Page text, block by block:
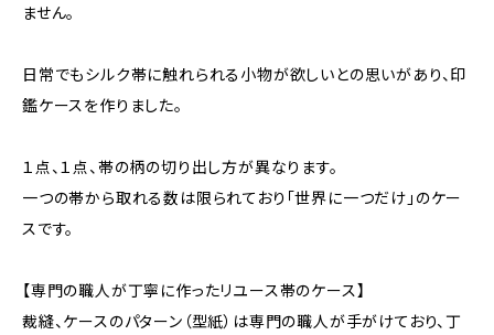
ません。
日常でもシルク帯に触れられる小物が欲しいとの思いがあり、印
鑑ケースを作りました。
１点、１点、帯の柄の切り出し方が異なります。
一つの帯から取れる数は限られており「世界に一つだけ」のケー
スです。
【専門の職人が丁寧に作ったリユース帯のケース】
裁縫、ケースのパターン（型紙）は専門の職人が手がけており、丁